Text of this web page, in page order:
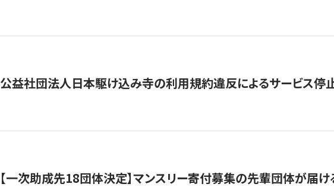
公益社団法人日本駆け込み寺の利用規約違反によるサービス停
【一次助成先18団体決定】マンスリー寄付募集の先輩団体が届